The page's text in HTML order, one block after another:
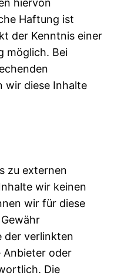
hiervon
Haftung ist
der Kenntnis einer
möglich. Bei
wir diese Inhalte
zu externen
wir keinen
wir für diese
der verlinkten
Anbieter oder
Die